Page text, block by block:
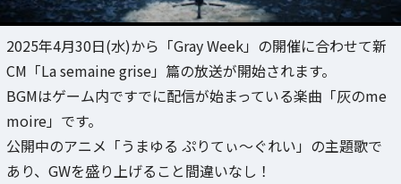
2025年4月30日(水)から「Gray Week」の開催に合わせて新
CM「La semaine grise」篇の放送が開始されます。
BGMはゲーム内ですでに配信が始まっている楽曲「灰のme
moire」です。
公開中のアニメ「うまゆる ぷりてぃ～ぐれい」の主題歌で
あり、GWを盛り上げること間違いなし！